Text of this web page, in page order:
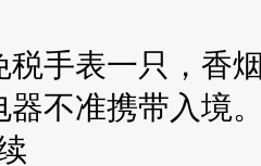
带国家文物、古
税手表一只，香
器不准携带入境